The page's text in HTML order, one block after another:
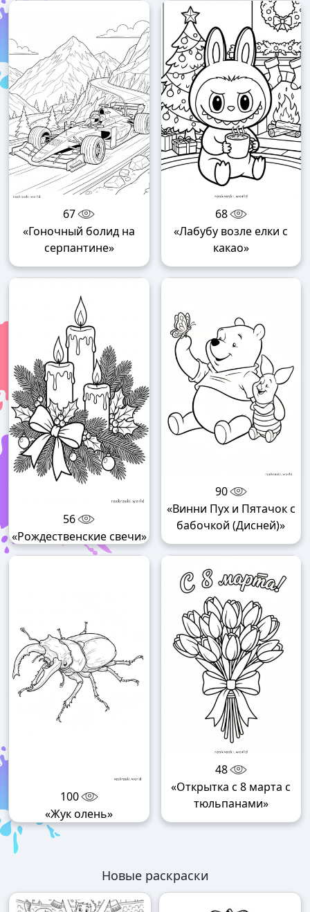
67
«Гоночный болид на
серпантине»
68
«Лабубу возле елки с
какао»
56
«Рождественские свечи»
90
«Винни Пух и Пятачок с
бабочкой (Дисней)»
100
«Жук олень»
48
«Открытка с 8 марта с
тюльпанами»
Новые раскраски